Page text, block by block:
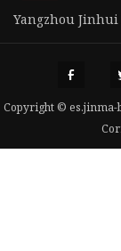
Yangzhou Jinhui
Copyright © es.jinma-